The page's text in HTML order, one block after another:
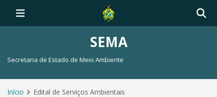
SEMA
Secretaria de Estado de Meio Ambiente
Início Edital de Serviços Ambientais